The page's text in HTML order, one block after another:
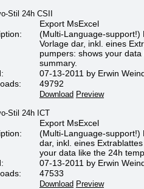
Stil 24h CSII
Export MsExcel
(Multi-Language-support!)
Vorlage dar, inkl. eines
pumpers: shows your
summary.
07-13-2011 by Erwin
49792
Download Preview
Stil 24h ICT
Export MsExcel
(Multi-Language-support!)
dar, inkl. eines
your data like the 24h
07-13-2011 by Erwin
47533
Download Preview